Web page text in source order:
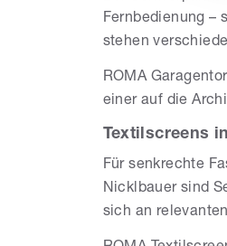
Fernbedienung –
stehen
ROMA
einer auf die
Textilscreens
Für senkrechte
Nicklbauer sind
sich an